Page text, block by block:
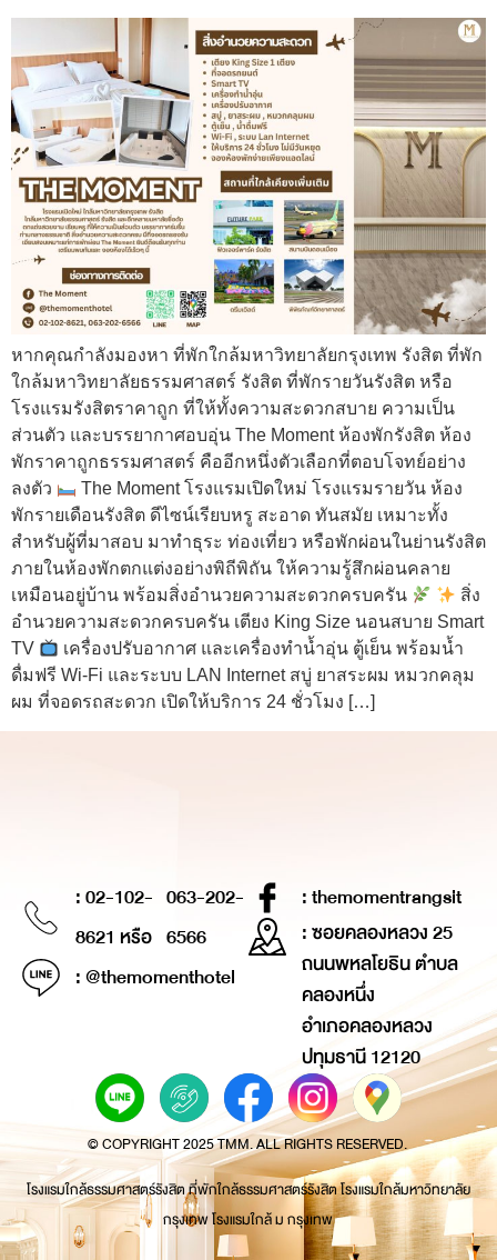
หากคุณกำลังมองหา ที่พักใกล้มหาวิทยาลัยกรุงเทพ รังสิต ที่พัก
ใกล้มหาวิทยาลัยธรรมศาสตร์ รังสิต ที่พักรายวันรังสิต หรือ
โรงแรมรังสิตราคาถูก ที่ให้ทั้งความสะดวกสบาย ความเป็น
ส่วนตัว และบรรยากาศอบอุ่น The Moment ห้องพักรังสิต ห้อง
พักราคาถูกธรรมศาสตร์ คืออีกหนึ่งตัวเลือกที่ตอบโจทย์อย่าง
ลงตัว
The Moment โรงแรมเปิดใหม่ โรงแรมรายวัน ห้อง
พักรายเดือนรังสิต ดีไซน์เรียบหรู สะอาด ทันสมัย เหมาะทั้ง
สำหรับผู้ที่มาสอบ มาทำธุระ ท่องเที่ยว หรือพักผ่อนในย่านรังสิต
ภายในห้องพักตกแต่งอย่างพิถีพิถัน ให้ความรู้สึกผ่อนคลาย
เหมือนอยู่บ้าน พร้อมสิ่งอำนวยความสะดวกครบครัน
สิ่ง
อำนวยความสะดวกครบครัน เตียง King Size นอนสบาย Smart
TV
เครื่องปรับอากาศ และเครื่องทำน้ำอุ่น ตู้เย็น พร้อมน้ำ
ดื่มฟรี Wi-Fi และระบบ LAN Internet สบู่ ยาสระผม หมวกคลุม
ผม ที่จอดรถสะดวก เปิดให้บริการ 24 ชั่วโมง […]
: 02-102-
8621 หรือ
063-202-
6566
: @themomenthotel
: themomentrangsit
: ซอยคลองหลวง 25
ถนนพหลโยธิน ตำบล
คลองหนึ่ง
อำเภอคลองหลวง
ปทุมธานี 12120
© COPYRIGHT 2025 TMM. ALL RIGHTS RESERVED.
โรงแรมใกล้ธรรมศาสตร์รังสิต ที่พักใกล้ธรรมศาสตร์รังสิต โรงแรมใกล้มหาวิทยาลัย
กรุงเทพ โรงแรมใกล้ ม กรุงเทพ